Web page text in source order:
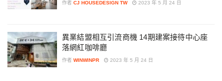
作者 CJ HOUSEDESIGN TW 2023 年 5 月 24 日
異業結盟相互引流商機 14期建案接待中心座
落網紅咖啡廳
作者 WINWINPR 2023 年 5 月 24 日